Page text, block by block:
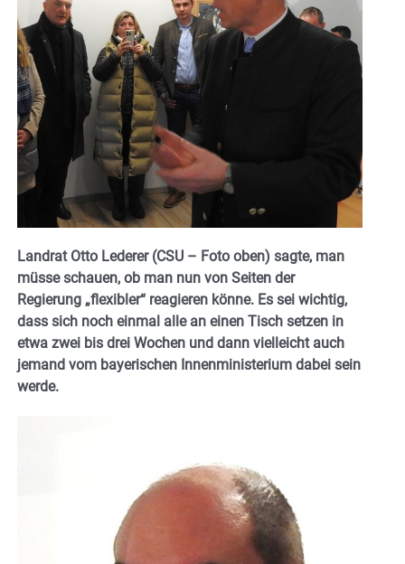
Landrat Otto Lederer (CSU – Foto oben) sagte, man
müsse schauen, ob man nun von Seiten der
Regierung „flexibler“ reagieren könne. Es sei wichtig,
dass sich noch einmal alle an einen Tisch setzen in
etwa zwei bis drei Wochen und dann vielleicht auch
jemand vom bayerischen Innenministerium dabei sein
werde.